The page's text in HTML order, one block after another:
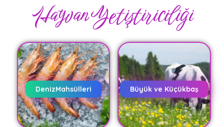
Hayvan Yetiştiriciliği
DenizMahsülleri Büyük ve Küçükbaş